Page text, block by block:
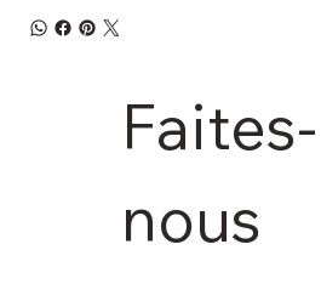
Faites-
nous